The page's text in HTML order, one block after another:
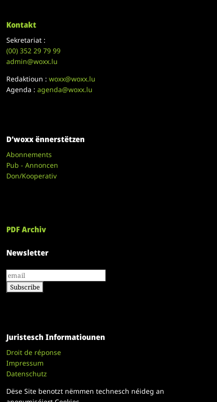
Kontakt
Sekretariat :
(00)352 29 79 99
admin@woxx.lu
Redaktioun :woxx@woxx.lu
Agenda :agenda@woxx.lu
D’woxx ënnerstëtzen
Abonnements
Pub - Annoncen
Don/Kooperativ
PDF Archiv
Newsletter
Juristesch Informatiounen
Droit de réponse
Impressum
Datenschutz
Dëse Site benotzt nëmmen technesch néideg an